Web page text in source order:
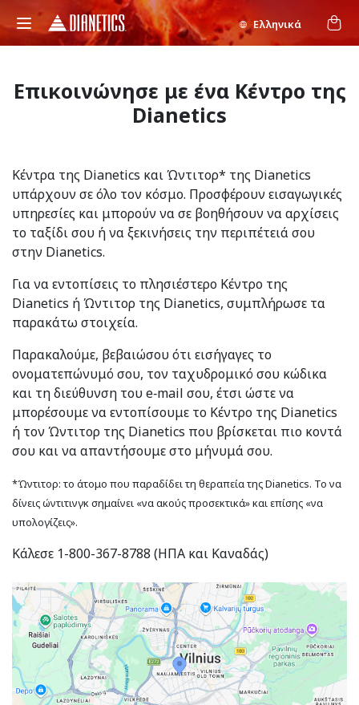
Ελληνικά
Επικοινώνησε με ένα Κέντρο της
Dianetics
Κέντρα της Dianetics και Ώντιτορ* της Dianetics
υπάρχουν σε όλο τον κόσμο. Προσφέρουν εισαγωγικές
υπηρεσίες και μπορούν να σε βοηθήσουν να αρχίσεις
το ταξίδι σου ή να ξεκινήσεις την περιπέτειά σου
στην Dianetics.
Για να εντοπίσεις το πλησιέστερο Κέντρο της
Dianetics ή Ώντιτορ της Dianetics, συμπλήρωσε τα
παρακάτω στοιχεία.
Παρακαλούμε, βεβαιώσου ότι εισήγαγες το
ονοματεπώνυμό σου, τον ταχυδρομικό σου κώδικα
και τη διεύθυνση του e‑mail σου, έτσι ώστε να
μπορέσουμε να εντοπίσουμε το Κέντρο της Dianetics
ή τον Ώντιτορ της Dianetics που βρίσκεται πιο κοντά
σου και να απαντήσουμε στο μήνυμά σου.
*Ώντιτορ: το άτομο που παραδίδει τη θεραπεία της Dianetics. Το να
δίνεις ώντιτινγκ σημαίνει «να ακούς προσεκτικά» και επίσης «να
υπολογίζεις».
Κάλεσε 1-800-367-8788 (ΗΠΑ και Καναδάς)